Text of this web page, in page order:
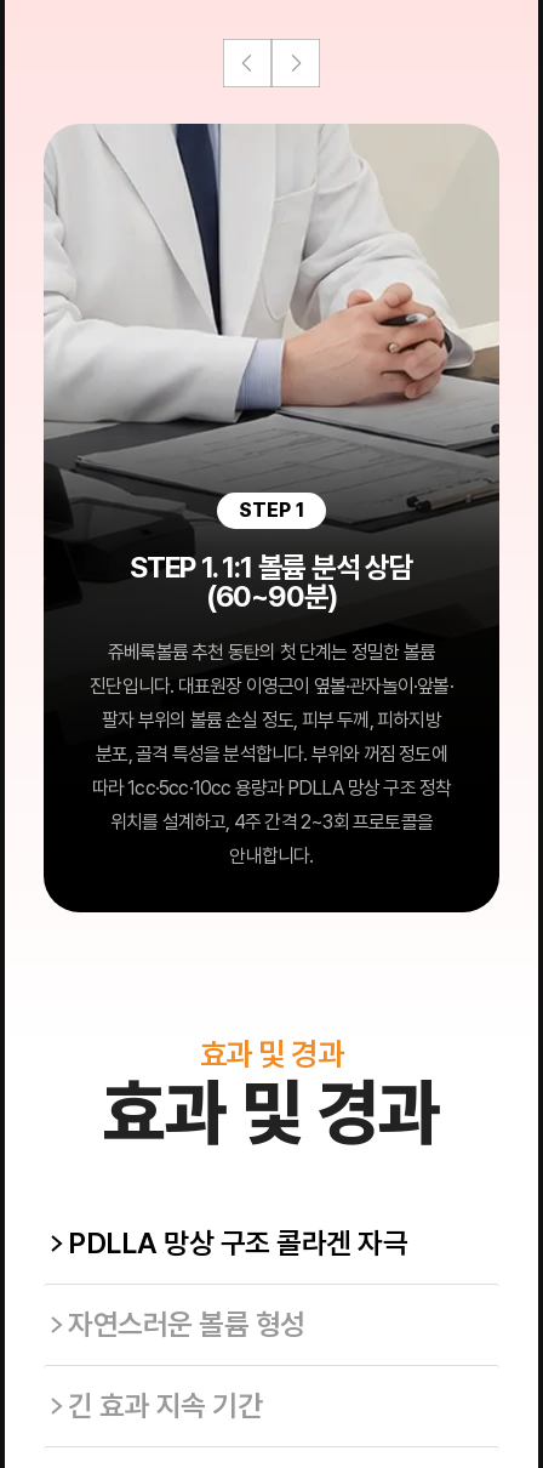
STEP 1
STEP 1. 1:1 볼륨 분석 상담
(60~90분)
쥬베룩볼륨 추천 동탄의 첫 단계는 정밀한 볼륨
진단입니다. 대표원장 이영근이 옆볼·관자놀이·앞볼·
팔자 부위의 볼륨 손실 정도, 피부 두께, 피하지방
분포, 골격 특성을 분석합니다. 부위와 꺼짐 정도에
따라 1cc·5cc·10cc 용량과 PDLLA 망상 구조 정착
위치를 설계하고, 4주 간격 2~3회 프로토콜을
안내합니다.
효과 및 경과
효과 및 경과
PDLLA 망상 구조 콜라겐 자극
자연스러운 볼륨 형성
긴 효과 지속 기간